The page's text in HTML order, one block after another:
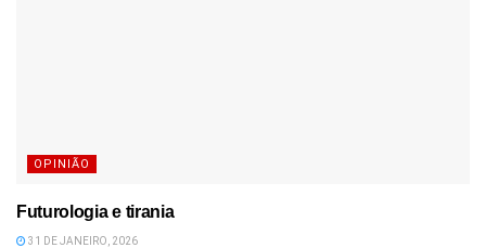
OPINIÃO
Futurologia e tirania
31 DE JANEIRO, 2026